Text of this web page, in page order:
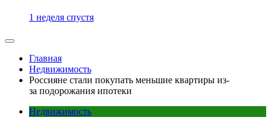
1 неделя спустя
Главная
Недвижимость
Россияне стали покупать меньшие квартиры из-
за подорожания ипотеки
Недвижимость